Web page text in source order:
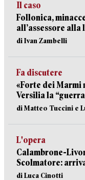
Il caso
Follonica,
all’assessore
di Ivan Zambelli
Fa discutere
«Forte dei Marmi
Versilia la
di Matteo Tuccini e
L'opera
Calambrone-
Scolmatore:
di Luca Cinotti